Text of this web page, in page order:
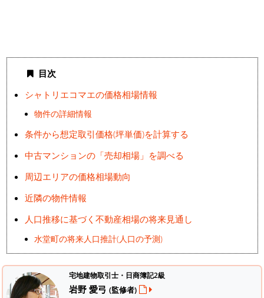
目次
シャトリエコマエの価格相場情報
物件の詳細情報
条件から想定取引価格(坪単価)を計算する
中古マンションの「売却相場」を調べる
周辺エリアの価格相場動向
近隣の物件情報
人口推移に基づく不動産相場の将来見通し
水堂町の将来人口推計(人口の予測)
宅地建物取引士・日商簿記2級
岩野 愛弓 (監修者)